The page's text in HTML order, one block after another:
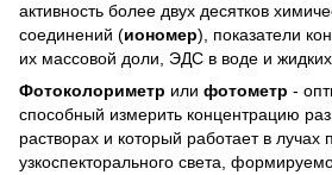
активность более двух десятков
соединений (иономер), показатели
их массовой доли, ЭДС в воде и
Фотоколориметр или фотометр -
способный измерить концентрацию
растворах и который работает в лучах
узкоспекторального света,